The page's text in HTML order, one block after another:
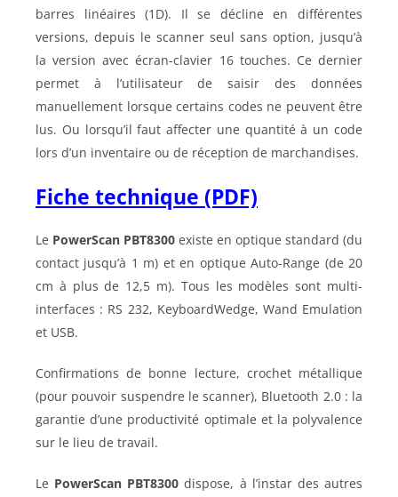
barres linéaires (1D). Il se décline en différentes
versions, depuis le scanner seul sans option, jusqu’à
la version avec écran-clavier 16 touches. Ce dernier
permet à l’utilisateur de saisir des données
manuellement lorsque certains codes ne peuvent être
lus. Ou lorsqu’il faut affecter une quantité à un code
lors d’un inventaire ou de réception de marchandises.
Fiche technique (PDF)
Le PowerScan PBT8300 existe en optique standard (du
contact jusqu’à 1 m) et en optique Auto-Range (de 20
cm à plus de 12,5 m). Tous les modèles sont multi-
interfaces : RS 232, KeyboardWedge, Wand Emulation
et USB.
Confirmations de bonne lecture, crochet métallique
(pour pouvoir suspendre le scanner), Bluetooth 2.0 : la
garantie d’une productivité optimale et la polyvalence
sur le lieu de travail.
Le PowerScan PBT8300 dispose, à l’instar des autres